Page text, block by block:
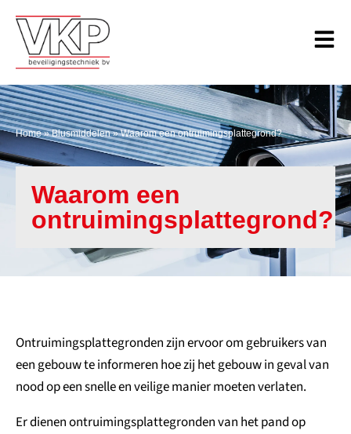
Home»Blusmiddelen»Waarom een ontruimingsplattegrond?
Waarom een
ontruimingsplattegrond?
Ontruimingsplattegronden zijn ervoor om gebruikers van
een gebouw te informeren hoe zij het gebouw in geval van
nood op een snelle en veilige manier moeten verlaten.
Er dienen ontruimingsplattegronden van het pand op